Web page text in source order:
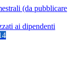
(da pubblicare
ai dipendenti